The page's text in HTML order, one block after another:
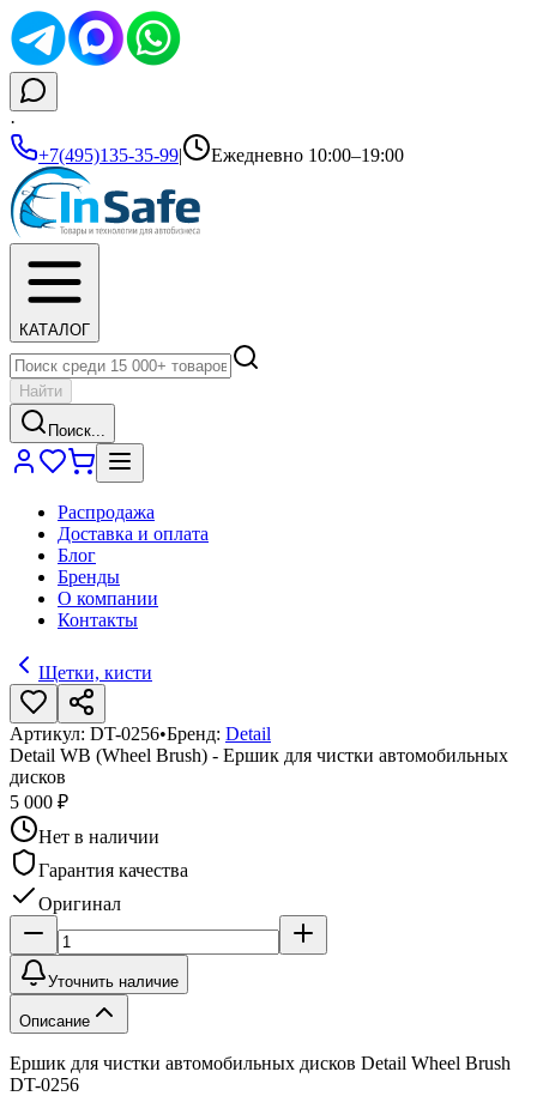
·
+7(495)135-35-99| Ежедневно 10:00–19:00
КАТАЛОГ
Найти
Поиск...
Распродажа
Доставка и оплата
Блог
Бренды
О компании
Контакты
Щетки, кисти
Артикул: DT-0256•Бренд: Detail
Detail WB (Wheel Brush) - Ершик для чистки автомобильных
дисков
5 000 ₽
Нет в наличии
Гарантия качества
Оригинал
Уточнить наличие
Описание
Ершик для чистки автомобильных дисков Detail Wheel Brush
DT-0256